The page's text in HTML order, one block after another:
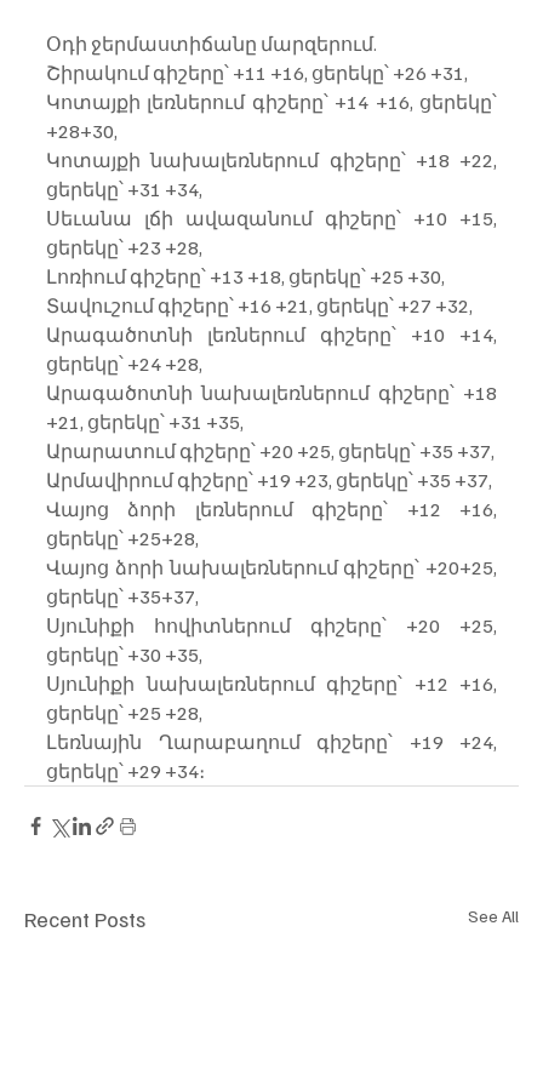
Օդի ջերմաստիճանը մարզերում.
Շիրակում գիշերը՝ +11 +16, ցերեկը՝ +26 +31,
Կոտայքի լեռներում գիշերը՝ +14 +16, ցերեկը՝
+28+30,
Կոտայքի նախալեռներում գիշերը՝ +18 +22,
ցերեկը՝ +31 +34,
Սեւանա լճի ավազանում գիշերը՝ +10 +15,
ցերեկը՝ +23 +28,
Լոռիում գիշերը՝ +13 +18, ցերեկը՝ +25 +30,
Տավուշում գիշերը՝ +16 +21, ցերեկը՝ +27 +32,
Արագածոտնի լեռներում գիշերը՝ +10 +14,
ցերեկը՝ +24 +28,
Արագածոտնի նախալեռներում գիշերը՝ +18
+21, ցերեկը՝ +31 +35,
Արարատում գիշերը՝ +20 +25, ցերեկը՝ +35 +37,
Արմավիրում գիշերը՝ +19 +23, ցերեկը՝ +35 +37,
Վայոց ձորի լեռներում գիշերը՝ +12 +16,
ցերեկը՝ +25+28,
Վայոց ձորի նախալեռներում գիշերը՝ +20+25,
ցերեկը՝ +35+37,
Սյունիքի հովիտներում գիշերը՝ +20 +25,
ցերեկը՝ +30 +35,
Սյունիքի նախալեռներում գիշերը՝ +12 +16,
ցերեկը՝ +25 +28,
Լեռնային Ղարաբաղում գիշերը՝ +19 +24,
ցերեկը՝ +29 +34։
Recent Posts See All